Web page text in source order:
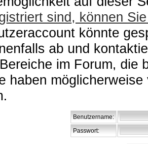
sind, können
könnte
ab und
im Forum, die
haben
Benutzername:
Passwort: